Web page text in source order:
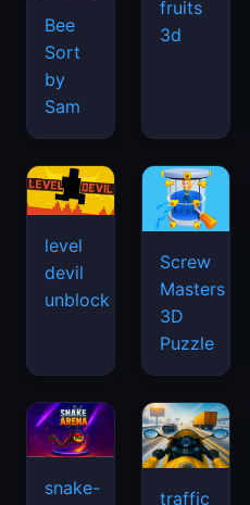
Bee
Sort
by
Sam
fruits
3d
level
devil
unblock
Screw
Masters
3D
Puzzle
snake-
traffic